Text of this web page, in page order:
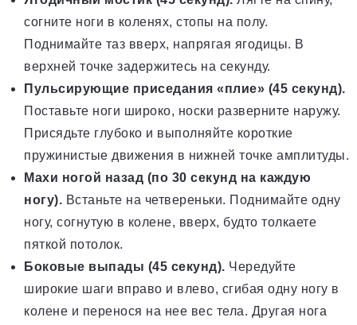
согните ноги в коленях, стопы на полу.
Поднимайте таз вверх, напрягая ягодицы. В
верхней точке задержитесь на секунду.
Пульсирующие приседания «плие» (45 секунд).
Поставьте ноги широко, носки разверните наружу.
Присядьте глубоко и выполняйте короткие
пружинистые движения в нижней точке амплитуды.
Махи ногой назад (по 30 секунд на каждую
ногу). Встаньте на четвереньки. Поднимайте одну
ногу, согнутую в колене, вверх, будто толкаете
пяткой потолок.
Боковые выпады (45 секунд). Чередуйте
широкие шаги вправо и влево, сгибая одну ногу в
колене и перенося на нее вес тела. Другая нога